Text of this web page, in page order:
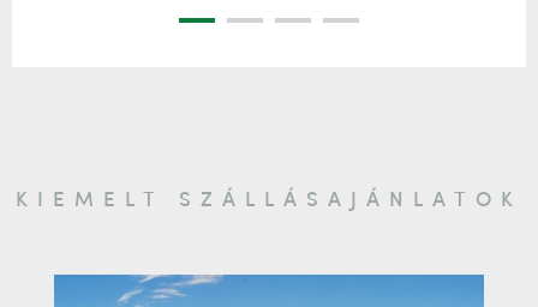
KIEMELT SZÁLLÁSAJÁNLATOK